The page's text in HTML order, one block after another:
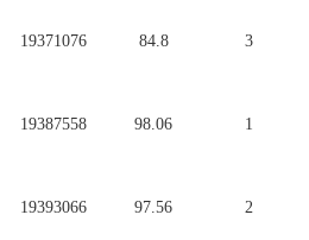
19371076 84.8 3
19387558 98.06 1
19393066 97.56 2